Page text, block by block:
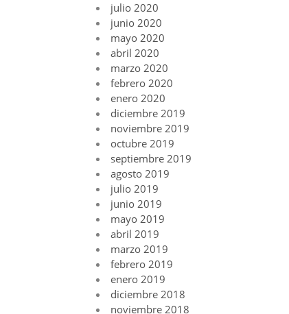
julio 2020
junio 2020
mayo 2020
abril 2020
marzo 2020
febrero 2020
enero 2020
diciembre 2019
noviembre 2019
octubre 2019
septiembre 2019
agosto 2019
julio 2019
junio 2019
mayo 2019
abril 2019
marzo 2019
febrero 2019
enero 2019
diciembre 2018
noviembre 2018